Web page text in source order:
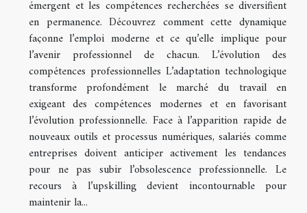
émergent et les compétences recherchées se diversifient
en permanence. Découvrez comment cette dynamique
façonne l’emploi moderne et ce qu’elle implique pour
l’avenir professionnel de chacun. L’évolution des
compétences professionnelles L’adaptation technologique
transforme profondément le marché du travail en
exigeant des compétences modernes et en favorisant
l’évolution professionnelle. Face à l’apparition rapide de
nouveaux outils et processus numériques, salariés comme
entreprises doivent anticiper activement les tendances
pour ne pas subir l’obsolescence professionnelle. Le
recours à l’upskilling devient incontournable pour
maintenir la...